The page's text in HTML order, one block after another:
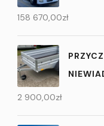
158 670,00zł
2 900,00zł